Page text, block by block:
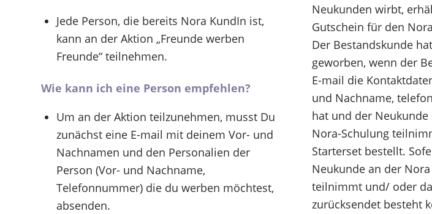
Jede Person, die bereits Nora KundIn ist,
kann an der Aktion „Freunde werben
Freunde“ teilnehmen.
Wie kann ich eine Person empfehlen?
Um an der Aktion teilzunehmen, musst Du
zunächst eine E-mail mit deinem Vor- und
Nachnamen und den Personalien der
Person (Vor- und Nachname,
Telefonnummer) die du werben möchtest,
absenden.
Neukunden wirbt,
Gutschein für den
Der Bestandskunde
geworben, wenn der
E-mail die
und Nachname,
hat und der
Nora-Schulung
Starterset bestellt.
Neukunde an der
teilnimmt und/ oder
zurücksendet besteht